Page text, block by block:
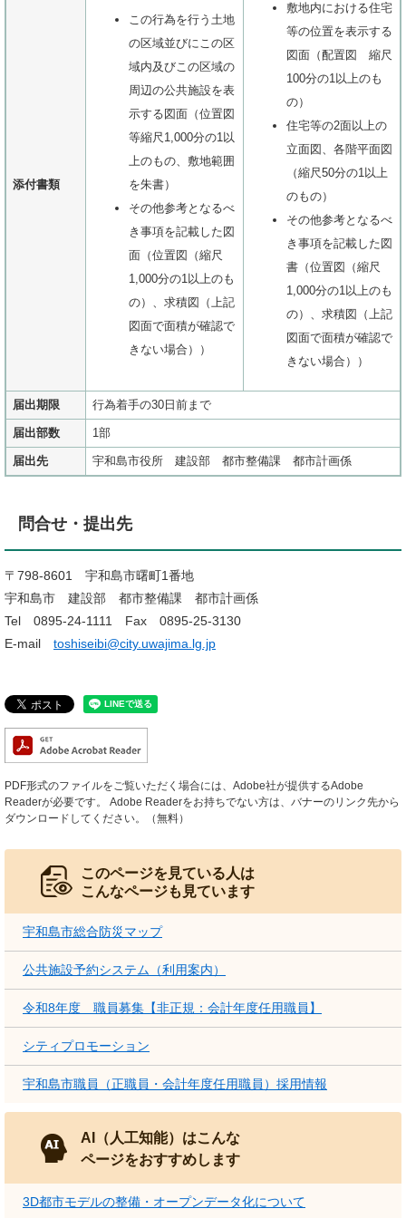
添付書類
この行為を行う土地
の区域並びにこの区
域内及びこの区域の
周辺の公共施設を表
示する図面（位置図
等縮尺1,000分の1以
上のもの、敷地範囲
を朱書）
その他参考となるべ
き事項を記載した図
面（位置図（縮尺
1,000分の1以上のも
の）、求積図（上記
図面で面積が確認で
きない場合））
敷地内における住宅
等の位置を表示する
図面（配置図 縮尺
100分の1以上のも
の）
住宅等の2面以上の
立面図、各階平面図
（縮尺50分の1以上
のもの）
その他参考となるべ
き事項を記載した図
書（位置図（縮尺
1,000分の1以上のも
の）、求積図（上記
図面で面積が確認で
きない場合））
届出期限 行為着手の30日前まで
届出部数 1部
届出先 宇和島市役所 建設部 都市整備課 都市計画係
問合せ・提出先
〒798-8601 宇和島市曙町1番地
宇和島市 建設部 都市整備課 都市計画係
Tel 0895-24-1111 Fax 0895-25-3130
E-mail toshiseibi@city.uwajima.lg.jp
PDF形式のファイルをご覧いただく場合には、Adobe社が提供するAdobe
Readerが必要です。
Adobe Readerをお持ちでない方は、バナーのリンク先から
ダウンロードしてください。（無料）
このページを見ている人は
こんなページも見ています
宇和島市総合防災マップ
公共施設予約システム（利用案内）
令和8年度 職員募集【非正規：会計年度任用職員】
シティプロモーション
宇和島市職員（正職員・会計年度任用職員）採用情報
AI（人工知能）はこんな
ページをおすすめします
3D都市モデルの整備・オープンデータ化について